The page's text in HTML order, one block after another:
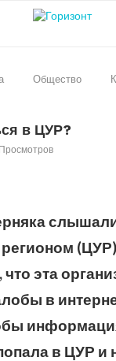
Общество
в ЦУР?
Просмотров
что эта
в
в ЦУР и